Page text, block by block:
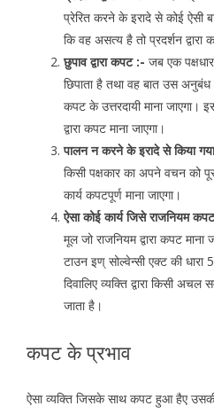
प्रेरित करने के इरादे से कोई ऐसी
कि वह असत्य है तो प्रदर्शन
छुपाव द्वारा कपट :- जब एक
छिपाता है तथा वह बात उस
कपट के उत्तरदायी माना जाएगा।
द्वारा कपट माना जाएगा।
पालन न करने के इरादे से किया
किसी पक्षकार का अपने वचन को
कार्य कपटपूर्ण माना जाएगा।
ऐसा कोई कार्य जिसे राजनियम
मूल जो राजनियम द्वारा कपट
टाउन इण् सोल्वेन्सी एक्ट की
दिवालिए व्यक्ति द्वारा किसी अचल
जाता है।
कपट के प्रभाव
ऐसा व्यक्ति जिसके साथ कपट हुआ हैए उसकी